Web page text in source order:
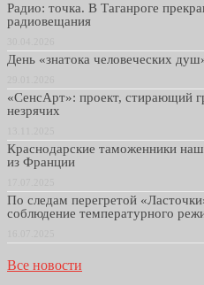
Радио: точка. В Таганроге
радиовещания
День «знатока человеческих
«СенсАрт»: проект, стирающий
незрячих
Краснодарские таможенники
из Франции
По следам перегретой
соблюдение температурного
Все новости